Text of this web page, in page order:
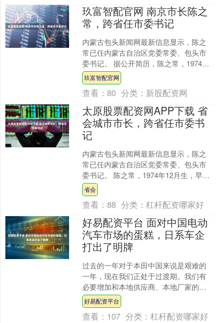
玖富智配官网 南京市长陈之
常，跨省任市委书记
内蒙古包头新闻网最新信息显示，陈之
常已任内蒙古自治区党委常委、包头市
委书记。 据公开简历，陈之常，1974年
12月生，大学，法学学士，中共党员。
他早年在北京工作....
玖富智配官网
查看：80 分类： 新股配资网
太原股票配资网APP下载 省
会城市市长，跨省任市委书
记
内蒙古包头新闻网最新信息显示，陈之
常已任内蒙古自治区党委常委、包头市
委书记。 陈之常，1974年12月生，早年
在北京工作，曾任石景山区区长等职。
2020年1月....
省会
查看：88 分类：杠杆配资哪家好
好易配资平台 面对中国电动
汽车市场的蛋糕，日系车企
打出了明牌
过去的一年对于本田中国来说是艰难的
一年，现在我们正处于过渡期。我们有
必要增加和本地供应商、本地厂家的合
作，以开发对中国市场更有优势的产
品。2025年上海车展上，....
好易配资平台
查看： 107 分类：杠杆配资哪家好